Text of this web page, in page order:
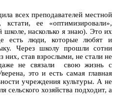
всех преподавателей местной
ее «оптимизировали»,
школе, насколько я знаю). Это их
есть люди, которые любят и
Через школу прошли сотни
них, став взрослыми, не стали не
не связали свою жизнь с
это и есть самая главная
учреждения культуры. А не
сельского хозяйства подходит, а